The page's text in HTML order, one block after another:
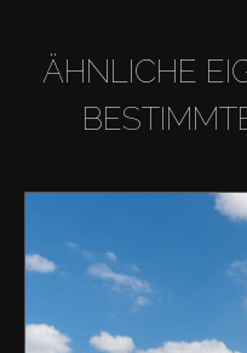
ÄHNLICHE